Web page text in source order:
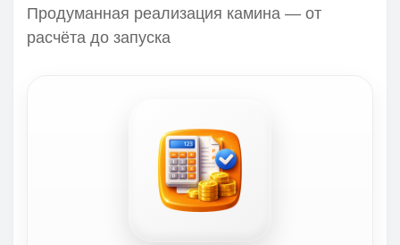
Продуманная реализация камина — от
расчёта до запуска